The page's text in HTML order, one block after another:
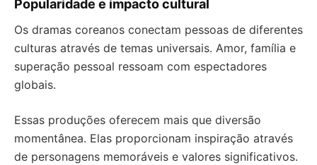
Popularidade e impacto cultural
Os dramas coreanos conectam pessoas de diferentes
culturas através de temas universais. Amor, família e
superação pessoal ressoam com espectadores
globais.
Essas produções oferecem mais que diversão
momentânea. Elas proporcionam inspiração através
de personagens memoráveis e valores significativos.